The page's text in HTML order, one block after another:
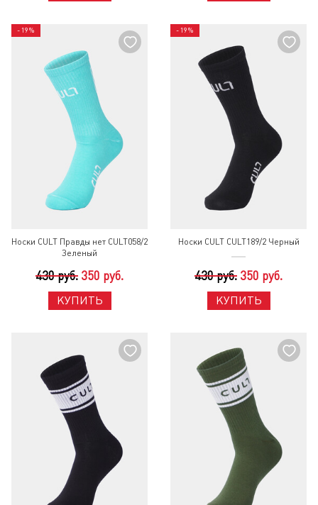
- 19%
Носки CULT Правды нет CULT058/2
Зеленый
430 руб. 350 руб.
КУПИТЬ
- 19%
Носки CULT CULT189/2 Черный
430 руб. 350 руб.
КУПИТЬ